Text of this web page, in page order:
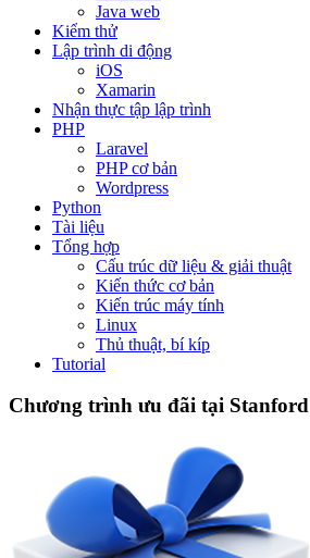
Java web
Kiểm thử
Lập trình di động
iOS
Xamarin
Nhận thực tập lập trình
PHP
Laravel
PHP cơ bản
Wordpress
Python
Tài liệu
Tổng hợp
Cấu trúc dữ liệu & giải thuật
Kiến thức cơ bản
Kiến trúc máy tính
Linux
Thủ thuật, bí kíp
Tutorial
Chương trình ưu đãi tại Stanford